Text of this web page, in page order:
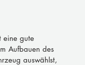
eine gute
Aufbauen des
auswählst,